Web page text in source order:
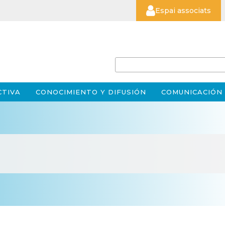
Espai associats
CONOCIMIENTO Y DIFUSIÓN COMUNICACIÓN